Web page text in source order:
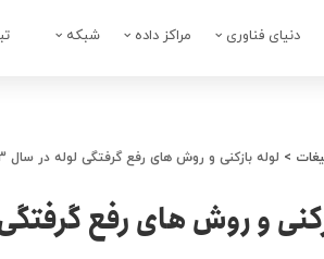
دنیای فناوری مراکز داده شبکه
> لوله بازکنی و روش های رفع گرفتگی لوله در سال 2023
و روش های رفع گرفتگی